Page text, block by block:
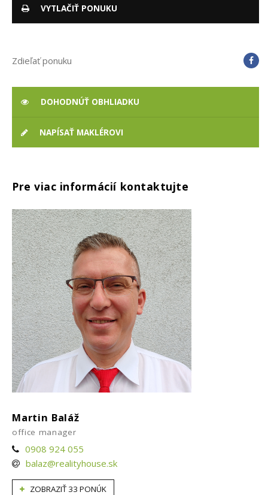
VYTLAČIŤ PONUKU
Zdieľať ponuku
DOHODNÚŤ OBHLIADKU
NAPÍSAŤ MAKLÉROVI
Pre viac informácií kontaktujte
Martin Baláž
office manager
0908 924 055
balaz@realityhouse.sk
ZOBRAZIŤ 33 PONÚK